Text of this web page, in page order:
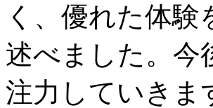
く、優れた体
述べました。今
注力していきま